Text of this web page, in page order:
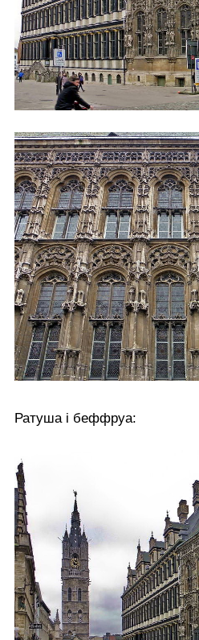
Ратуша і беффруа: